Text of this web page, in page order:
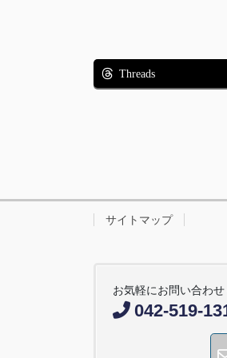
Threads
サイトマップ
お気軽にお問い合わせ
042-519-